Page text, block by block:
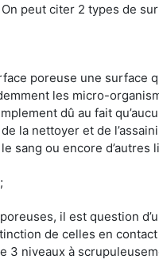
peut citer 2 types de
poreuse une surface
les micro-
dû au fait
de la nettoyer et de
sang ou encore d’autres
il est question
de celles en
3 niveaux à